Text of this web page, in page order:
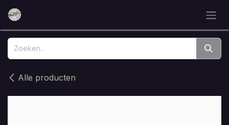
Overslaan naar inhoud
Alle producten